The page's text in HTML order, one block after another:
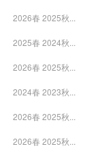
2026春 2025秋...
2025春 2024秋...
2026春 2025秋...
2024春 2023秋...
2026春 2025秋...
2026春 2025秋...